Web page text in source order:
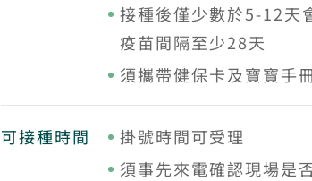
接種後僅少數於5-12天
疫苗間隔至少28天
須攜帶健保卡及寶寶手
可接種時間
掛號時間可受理
須事先來電確認現場是